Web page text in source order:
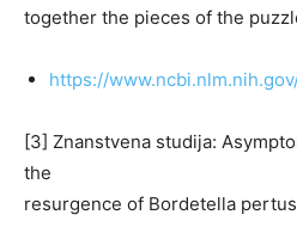
together the pieces of the
https://
[3] Znanstvena studija:
the
resurgence of Bordetella